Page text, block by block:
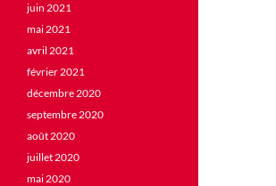
juin 2021
mai 2021
avril 2021
février 2021
décembre 2020
septembre 2020
août 2020
juillet 2020
mai 2020